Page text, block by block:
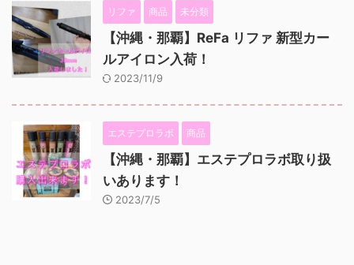
リファ 商品 未分類
【沖縄・那覇】ReFa リファ 新型カー
ルアイロン入荷！
2023/11/9
エステプロラボ 商品
【沖縄・那覇】エステプロラボ取り扱
いあります！
2023/7/5